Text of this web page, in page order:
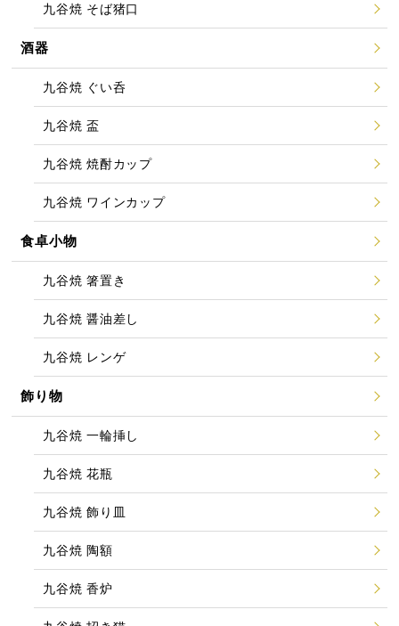
九谷焼 そば猪口
酒器
九谷焼 ぐい呑
九谷焼 盃
九谷焼 焼酎カップ
九谷焼 ワインカップ
食卓小物
九谷焼 箸置き
九谷焼 醤油差し
九谷焼 レンゲ
飾り物
九谷焼 一輪挿し
九谷焼 花瓶
九谷焼 飾り皿
九谷焼 陶額
九谷焼 香炉